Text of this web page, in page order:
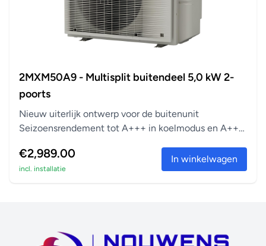
2MXM50A9 - Multisplit buitendeel 5,0 kW 2-
poorts
Nieuw uiterlijk ontwerp voor de buitenunit
Seizoensrendement tot A+++ in koelmodus en A++
€2,989.00
incl. installatie
In winkelwagen